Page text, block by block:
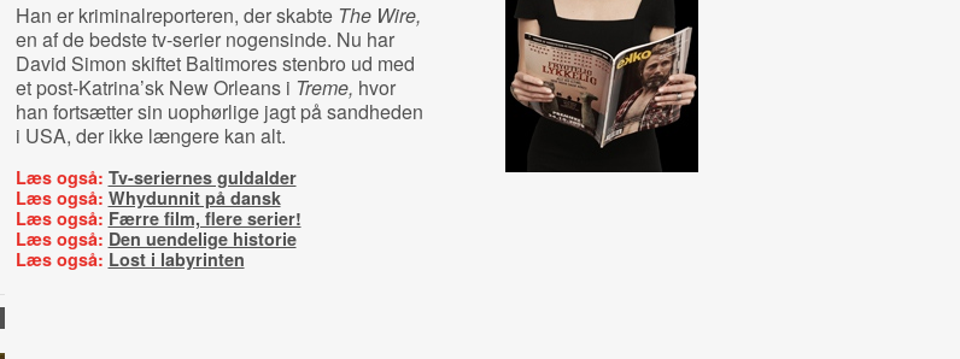
Han er kriminalreporteren, der skabte The Wire,
en af de bedste tv-serier nogensinde. Nu har
David Simon skiftet Baltimores stenbro ud med
et post-Katrina’sk New Orleans i Treme, hvor
han fortsætter sin uophørlige jagt på sandheden
i USA, der ikke længere kan alt.
Læs også: Tv-seriernes guldalder
Læs også: Whydunnit på dansk
Læs også: Færre film, flere serier!
Læs også: Den uendelige historie
Læs også: Lost i labyrinten